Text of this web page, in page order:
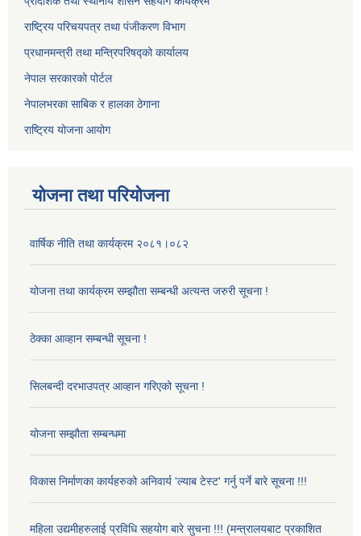
राष्ट्रिय परिचयपत्र तथा पंजीकरण विभाग
प्रधानमन्त्री तथा मन्त्रिपरिषद्को कार्यालय
नेपाल सरकारको पोर्टल
नेपालभरका साबिक र हालका ठेगाना
राष्ट्रिय योजना आयोग
योजना तथा परियोजना
वार्षिक नीति तथा कार्यक्रम २०८१।०८२
योजना तथा कार्यक्रम सम्झौता सम्बन्धी अत्यन्त जरुरी सूचना !
ठेक्का आव्हान सम्बन्धी सूचना !
सिलबन्दी दरभाउपत्र आव्हान गरिएको सूचना !
योजना सम्झौता सम्बन्धमा
विकास निर्माणका कार्यहरुको अनिवार्य 'ल्याब टेस्ट' गर्नु पर्ने बारे सूचना !!!
महिला उद्यमीहरुलाई प्रविधि सहयोग बारे सुचना !!! (मन्त्रालयबाट प्रकाशित